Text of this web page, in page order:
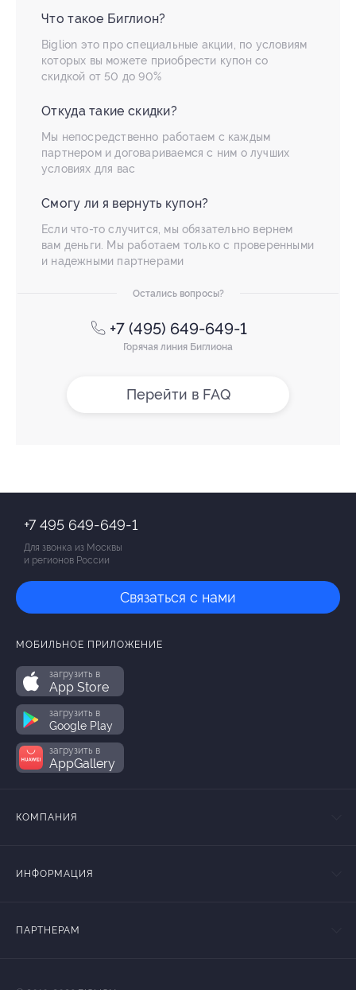
Что такое Биглион?
Biglion это про специальные акции, по условиям
которых вы можете приобрести купон со
скидкой от 50 до 90%
Откуда такие скидки?
Мы непосредственно работаем с каждым
партнером и договариваемся с ним о лучших
условиях для вас
Смогу ли я вернуть купон?
Если что-то случится, мы обязательно вернем
вам деньги. Мы работаем только с проверенными
и надежными партнерами
Остались вопросы?
+7 (495) 649-649-1
Горячая линия Биглиона
Перейти в FAQ
+7 495 649-649-1
Для звонка из Москвы
и регионов России
Связаться с нами
МОБИЛЬНОЕ ПРИЛОЖЕНИЕ
загрузить в
App Store
загрузить в
Google Play
загрузить в
AppGallery
КОМПАНИЯ
ИНФОРМАЦИЯ
ПАРТНЕРАМ